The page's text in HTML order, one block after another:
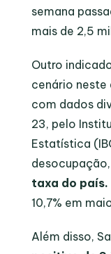
semana
mais de 2,5
Outro
cenário neste
com dados
23, pelo
Estatística
desocupação,
taxa do país.
10,7% em
Além disso,